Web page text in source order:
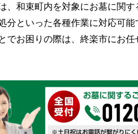
、和束町内を対象にお墓に関
分といった各種作業に対応可能
でお困りの際は、終楽市にお任